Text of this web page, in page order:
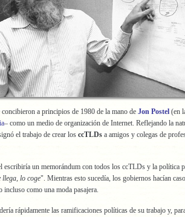
concibieron a principios de 1980 de la mano de Jon Postel (en
– como un medio de organización de Internet. Reflejando la
el trabajo de crear los ccTLDs a amigos y colegas de
escribiría un memorándum con todos los ccTLDs y la política
lo coge". Mientras esto sucedía, los gobiernos hacían
como una moda pasajera.
rápidamente las ramificaciones políticas de su trabajo y,